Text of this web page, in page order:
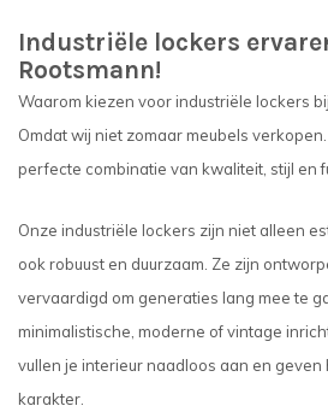
Industriële lockers
Rootsmann!
Waarom kiezen voor industriële lockers
Omdat wij niet zomaar meubels
perfecte combinatie van kwaliteit, stijl en
Onze industriële lockers zijn niet alleen
ook robuust en duurzaam. Ze zijn
vervaardigd om generaties lang mee te
minimalistische, moderne of vintage
vullen je interieur naadloos aan en
karakter.